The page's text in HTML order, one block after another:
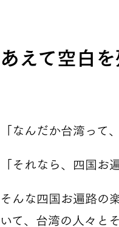
あえて空白
「なんだか台湾って
「それなら、四国お
そんな四国お遍路の
いて、台湾の人々と